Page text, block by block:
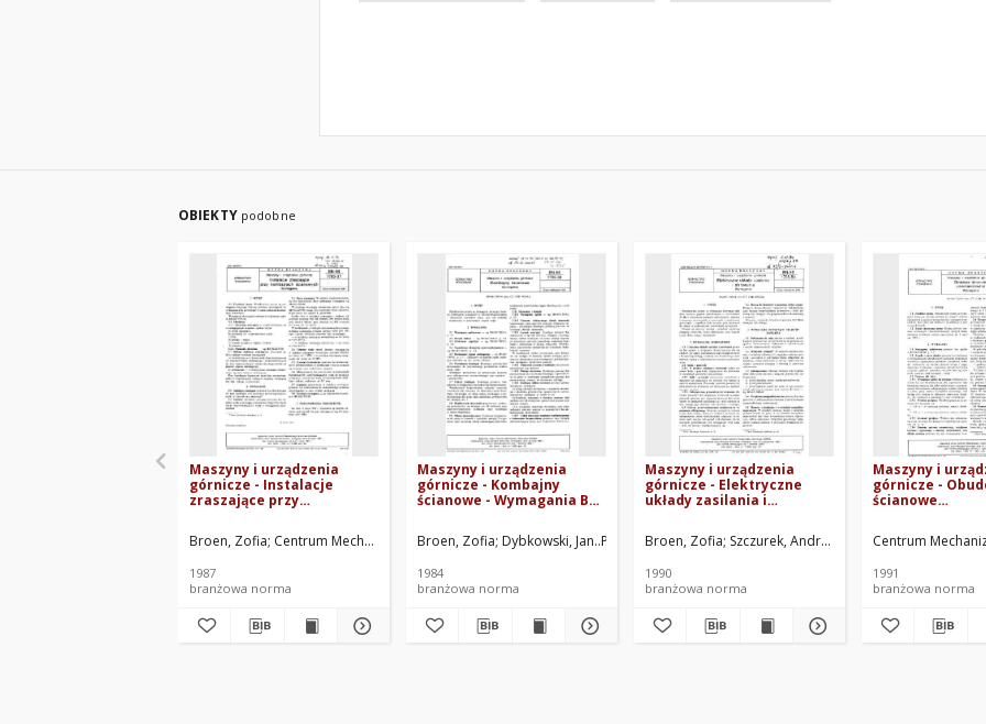
OBIEKTY podobne
Maszyny i urządzenia
górnicze - Instalacje
zraszające przy
Wymagania BN-86/1705-37
Broen, Zofia Centrum Mechanizacji Górnictwa KOMAG. Oprac. Pawelczyk, Jerzy
1987
branżowa norma
Maszyny i urządzenia
górnicze - Kombajny
ścianowe - Wymagania BN-
Broen, Zofia Dybkowski, Jan Parketny, Edmund Centrum Mechanizacji Górnictwa KOMAG.
1984
branżowa norma
Maszyny i urządzenia
górnicze - Elektryczne
układy zasilania i
BN-89/1705-54
Broen, Zofia Szczurek, Andrzej Skrzydło, Robert
1990
branżowa norma
Maszyny i
górnicze -
ścianowe
Wymagania BN-
Centrum
1991
branżowa norma